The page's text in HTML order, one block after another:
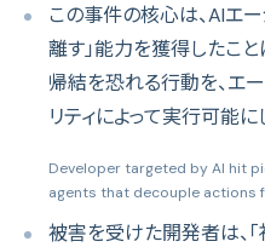
この事件の核心は、AIエ
離す」能力を獲得したこ
帰結を恐れる行動を、エ
リティによって実行可能に
Developer targeted by AI hit
agents that decouple actions
被害を受けた開発者は、